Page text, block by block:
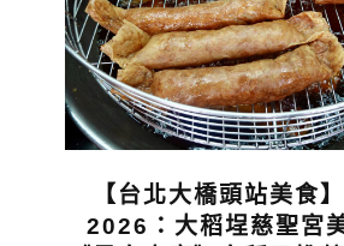
【台北大橋頭站美食
2026：大稻埕慈聖宮